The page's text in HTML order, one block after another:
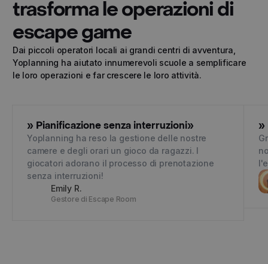
trasforma le operazioni di
escape game
Dai piccoli operatori locali ai grandi centri di avventura,
Yoplanning ha aiutato innumerevoli scuole a semplificare
le loro operazioni e far crescere le loro attività.
» Pianificazione senza interruzioni»
Yoplanning ha reso la gestione delle nostre
camere e degli orari un gioco da ragazzi. I
giocatori adorano il processo di prenotazione
senza interruzioni!
Emily R.
Gestore di Escape Room
»